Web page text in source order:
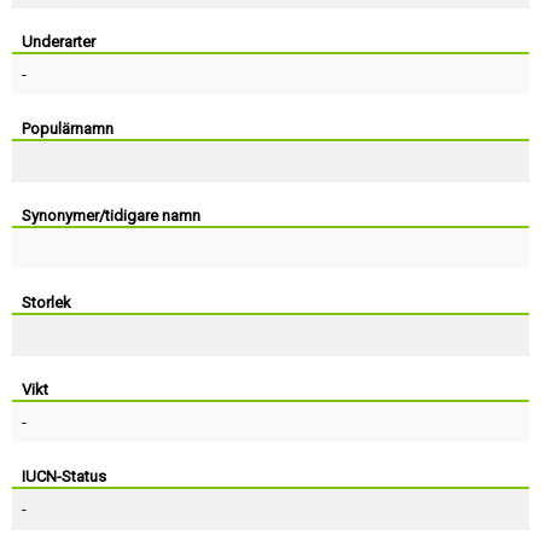
Underarter
-
Populärnamn
Synonymer/tidigare namn
Storlek
Vikt
-
IUCN-Status
-